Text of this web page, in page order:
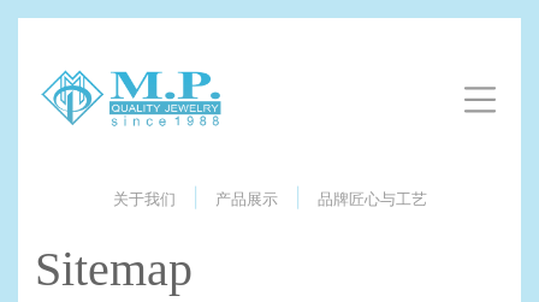
关于我们 产品展示 品牌匠心与工艺
Sitemap